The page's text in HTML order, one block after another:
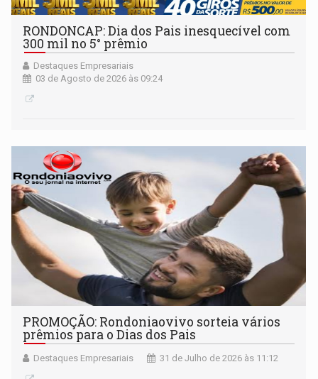
RONDONCAP: Dia dos Pais inesquecível com
300 mil no 5° prêmio
Destaques Empresariais
03 de Agosto de 2026 às 09:24
PROMOÇÃO: Rondoniaovivo sorteia vários
prêmios para o Dias dos Pais
Destaques Empresariais 31 de Julho de 2026 às 11:12